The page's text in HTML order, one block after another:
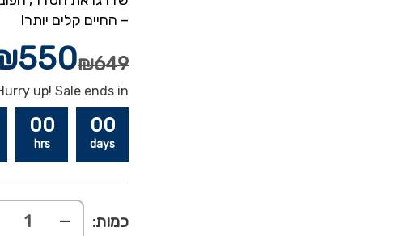
– החיים קלים יותר!
₪649
550
up! Sale ends in:
00
days
00
hrs
כמות: